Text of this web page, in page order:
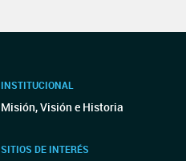
INSTITUCIONAL
Misión, Visión e Historia
SITIOS DE INTERÉS